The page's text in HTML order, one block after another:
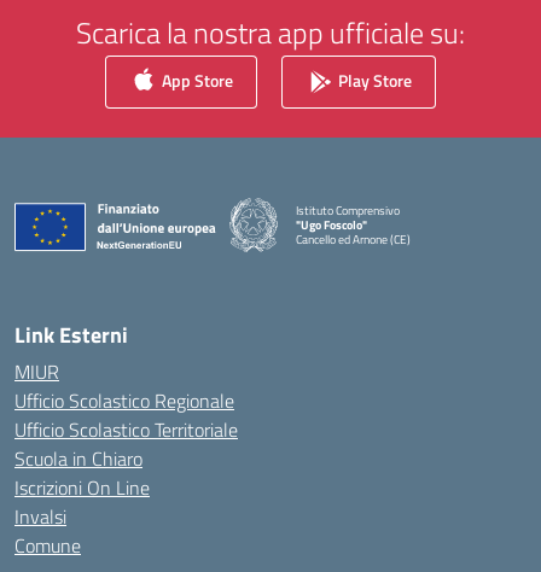
Scarica la nostra app ufficiale su:
App Store Play Store
Istituto Comprensivo
"Ugo Foscolo"
Cancello ed Arnone (CE)
Link Esterni
MIUR
Ufficio Scolastico Regionale
Ufficio Scolastico Territoriale
Scuola in Chiaro
Iscrizioni On Line
Invalsi
Comune